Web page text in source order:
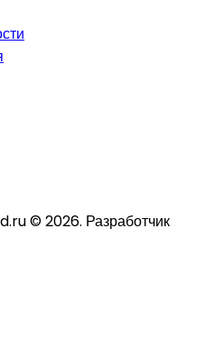
© 2026. Разработчик